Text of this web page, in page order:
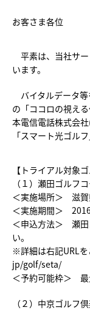
お客さま各位
平素は、当社サ
います。
バイタルデータ
の「ココロの視え
本電信電話株式会
「スマート光ゴル
【トライアル対象
（１）瀬田ゴルフ
＜実施場所＞ 滋賀
＜実施期間＞ 2016
＜申込方法＞ 瀬田
い。
※詳細は右記URLを
jp/golf/seta/
＜予約可能枠＞ 最
（２）中京ゴルフ